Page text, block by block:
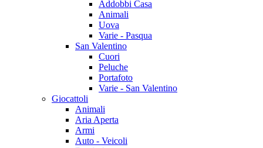
Addobbi Casa
Animali
Uova
Varie - Pasqua
San Valentino
Cuori
Peluche
Portafoto
Varie - San Valentino
Giocattoli
Animali
Aria Aperta
Armi
Auto - Veicoli